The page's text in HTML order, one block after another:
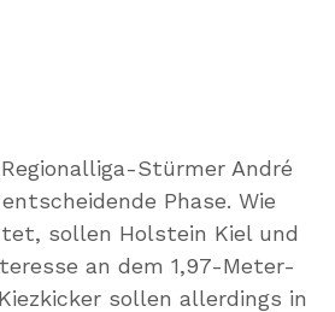
Stürmer André
Phase. Wie
sollen Holstein Kiel und
an dem 1,97-Meter-
sollen allerdings in